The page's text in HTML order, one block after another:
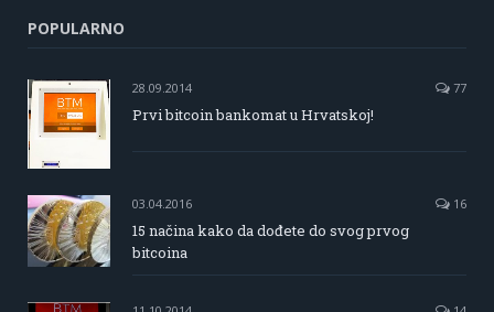
POPULARNO
28.09.2014 77
Prvi bitcoin bankomat u Hrvatskoj!
03.04.2016 16
15 načina kako da dođete do svog prvog
bitcoina